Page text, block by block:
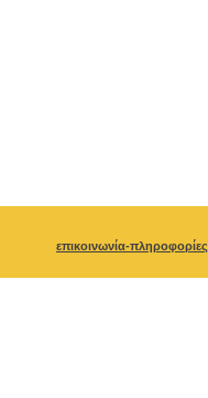
επικοινωνία-πληροφορίες